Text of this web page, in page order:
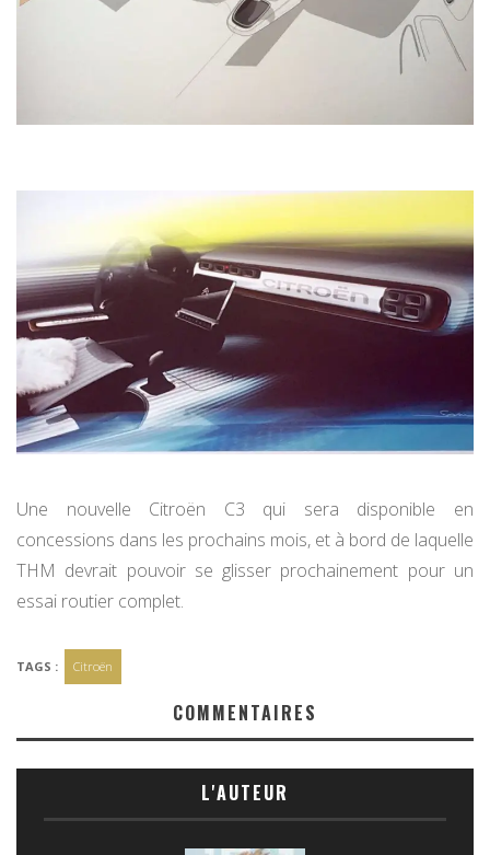
Une nouvelle Citroën C3 qui sera disponible en
concessions dans les prochains mois, et à bord de laquelle
THM devrait pouvoir se glisser prochainement pour un
essai routier complet.
TAGS : Citroën
COMMENTAIRES
L'AUTEUR